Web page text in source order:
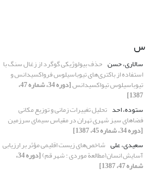
س
سالاری، حسن حذف بیولوژیکی گوگرد از زغال سنگ با
استفاده از باکتری‌های تیوباسیلوس فرواکسیدانس و
تیوباسیلوس تیواکسیدانس [دوره 34، شماره 47،
1387]
ستوده، احد تحلیل تغییرات زمانی و توزیع مکانی
فضاهای سبز شهری تهران در مقیاس سیمای سرزمین
[دوره 34، شماره 45، 1387]
سعیدی، علی شاخص‌های زیست اقلیمی مؤثر بر ارزیابی
آسایش انسان(مطالعة موردی : شهر قم) [دوره 34،
شماره 47، 1387]